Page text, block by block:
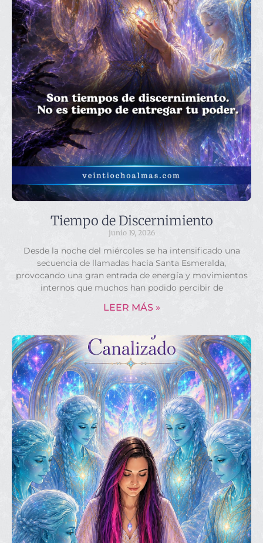
Tiempo de Discernimiento
junio 19, 2026
Desde la noche del miércoles se ha intensificado una
secuencia de llamadas hacia Santa Esmeralda,
provocando una gran entrada de energía y movimientos
internos que muchos han podido percibir de
LEER MÁS »